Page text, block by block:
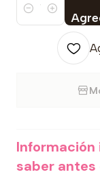
Cantidad
saber